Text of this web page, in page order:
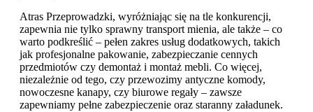
Atras Przeprowadzki, wyróżniając się na tle konkurencji,
zapewnia nie tylko sprawny transport mienia, ale także – co
warto podkreślić – pełen zakres usług dodatkowych, takich
jak profesjonalne pakowanie, zabezpieczanie cennych
przedmiotów czy demontaż i montaż mebli. Co więcej,
niezależnie od tego, czy przewozimy antyczne komody,
nowoczesne kanapy, czy biurowe regały – zawsze
zapewniamy pełne zabezpieczenie oraz staranny załadunek.